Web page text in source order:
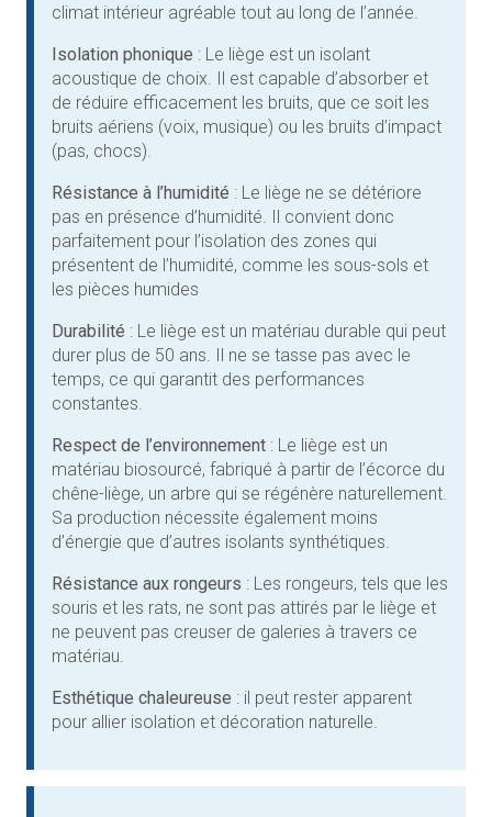
climat intérieur agréable tout au long de l’année.
Isolation phonique : Le liège est un isolant
acoustique de choix. Il est capable d’absorber et
de réduire efficacement les bruits, que ce soit les
bruits aériens (voix, musique) ou les bruits d’impact
(pas, chocs).
Résistance à l’humidité : Le liège ne se détériore
pas en présence d’humidité. Il convient donc
parfaitement pour l’isolation des zones qui
présentent de l’humidité, comme les sous-sols et
les pièces humides
Durabilité : Le liège est un matériau durable qui peut
durer plus de 50 ans. Il ne se tasse pas avec le
temps, ce qui garantit des performances
constantes.
Respect de l’environnement : Le liège est un
matériau biosourcé, fabriqué à partir de l’écorce du
chêne-liège, un arbre qui se régénère naturellement.
Sa production nécessite également moins
d’énergie que d’autres isolants synthétiques.
Résistance aux rongeurs : Les rongeurs, tels que les
souris et les rats, ne sont pas attirés par le liège et
ne peuvent pas creuser de galeries à travers ce
matériau.
Esthétique chaleureuse : il peut rester apparent
pour allier isolation et décoration naturelle.